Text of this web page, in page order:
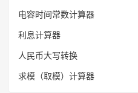
电容时间常数计算器
利息计算器
人民币大写转换
求模（取模）计算器